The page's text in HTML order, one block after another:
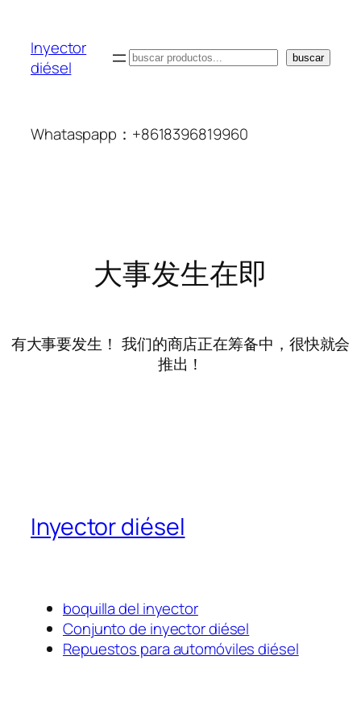
Inyector
diésel
搜
buscar
Whataspapp：+8618396819960
大事发生在即
有大事要发生！ 我们的商店正在筹备中，很快就会
推出！
Inyector diésel
boquilla del inyector
Conjunto de inyector diésel
Repuestos para automóviles diésel